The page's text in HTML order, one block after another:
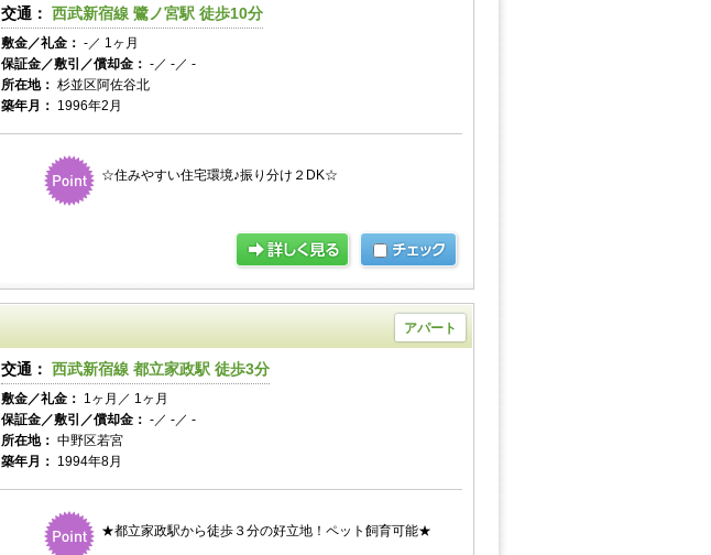
交通： 西武新宿線 鷺ノ宮駅 徒歩10分
敷金／礼金： -／ 1ヶ月
保証金／敷引／償却金： -／ -／ -
所在地： 杉並区阿佐谷北
築年月： 1996年2月
☆住みやすい住宅環境♪振り分け２DK☆
アパート
交通： 西武新宿線 都立家政駅 徒歩3分
敷金／礼金： 1ヶ月／ 1ヶ月
保証金／敷引／償却金： -／ -／ -
所在地： 中野区若宮
築年月： 1994年8月
★都立家政駅から徒歩３分の好立地！ペット飼育可能★